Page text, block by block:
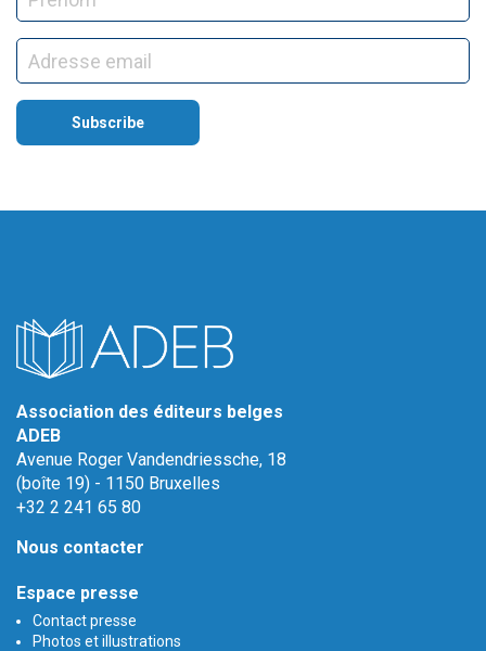
Association des éditeurs belges
ADEB
Avenue Roger Vandendriessche, 18
(boîte 19) - 1150 Bruxelles
+32 2 241 65 80
Nous contacter
Espace presse
Contact presse
Photos et illustrations